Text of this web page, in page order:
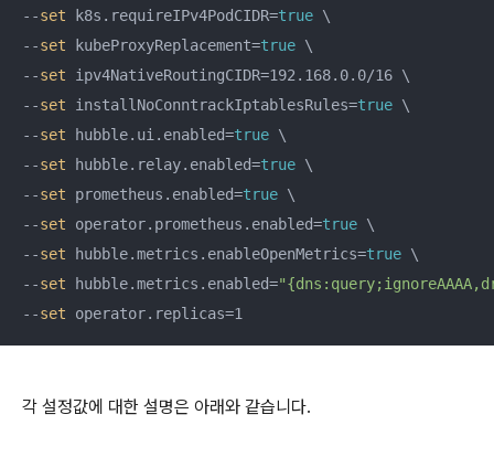
--set k8s.requireIPv4PodCIDR=true \
--set kubeProxyReplacement=true \
--set ipv4NativeRoutingCIDR=192.168.0.0/16 \
--set installNoConntrackIptablesRules=true \
--set hubble.ui.enabled=true \
--set hubble.relay.enabled=true \
--set prometheus.enabled=true \
--set operator.prometheus.enabled=true \
--set hubble.metrics.enableOpenMetrics=true \
--set hubble.metrics.enabled=
--set operator.replicas=1
각 설정값에 대한 설명은 아래와 같습니다.